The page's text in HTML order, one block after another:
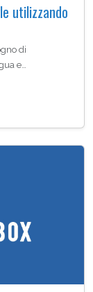
utilizzando
di
e…